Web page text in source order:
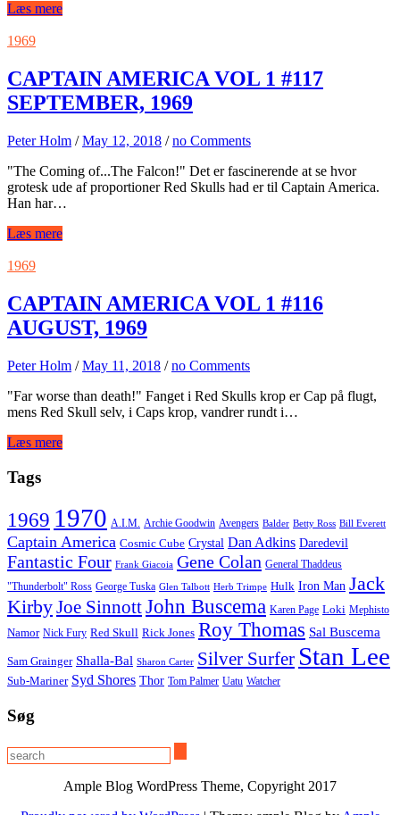
Læs mere
1969
CAPTAIN AMERICA VOL 1 #117
SEPTEMBER, 1969
Peter Holm /May 12, 2018 /no Comments
"The Coming of...The Falcon!" Det er fascinerende at se hvor
grotesk ude af proportioner Red Skulls had er til Captain America.
Han har…
Læs mere
1969
CAPTAIN AMERICA VOL 1 #116
AUGUST, 1969
Peter Holm /May 11, 2018 /no Comments
"Far worse than death!" Fanget i Red Skulls krop er Cap på flugt,
mens Red Skull selv, i Caps krop, vandrer rundt i…
Læs mere
Tags
1969 1970 A.I.M. Archie Goodwin Avengers Balder Betty Ross Bill Everett
Captain America Cosmic Cube Crystal Dan Adkins Daredevil
Fantastic Four Frank Giacoia Gene Colan General Thaddeus
"Thunderbolt" Ross George Tuska Glen Talbott Herb Trimpe Hulk Iron Man Jack
KirbyJoe SinnottJohn Buscema Karen Page Loki Mephisto
Namor Nick Fury Red Skull Rick Jones Roy Thomas Sal Buscema
Sam Grainger Shalla-Bal Sharon Carter Silver Surfer Stan Lee
Sub-Mariner Syd Shores Thor Tom Palmer Uatu Watcher
Søg
Ample Blog WordPress Theme, Copyright 2017